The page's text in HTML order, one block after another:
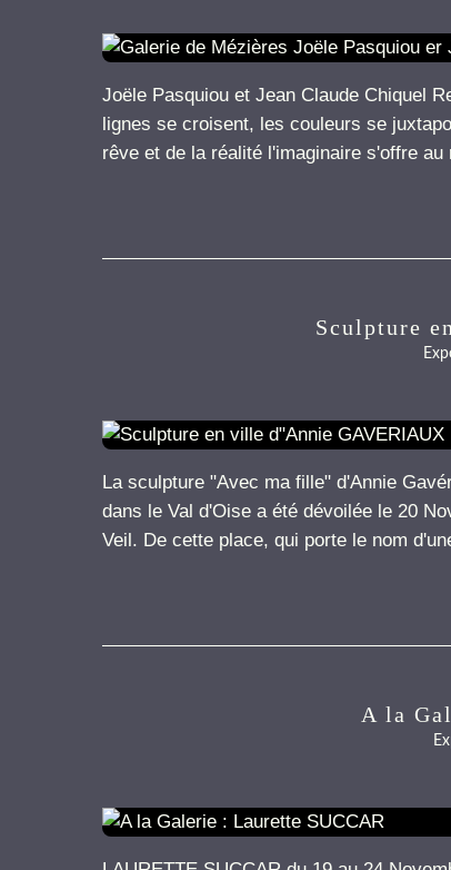
Joële Pasquiou et Jean Claude Chiquel
lignes se croisent, les couleurs se
rêve et de la réalité l'imaginaire s'offre au
Sculpture
La sculpture "Avec ma fille" d'Annie
dans le Val d'Oise a été dévoilée le 20
Veil. De cette place, qui porte le nom
A la